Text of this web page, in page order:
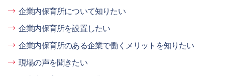
企業内保育所について知りたい
企業内保育所を設置したい
企業内保育所のある企業で働くメリットを知りたい
現場の声を聞きたい